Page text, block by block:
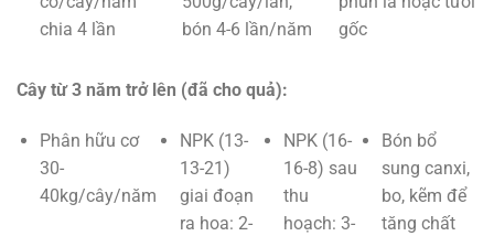
chia 4 lần
bón 4-6 lần/năm
gốc
Cây từ 3 năm trở lên (đã cho quả):
Phân hữu cơ
30-
40kg/cây/năm
NPK (13-
13-21)
giai đoạn
ra hoa: 2-
NPK (16-
16-8) sau
thu
hoạch: 3-
Bón bổ
sung canxi,
bo, kẽm để
tăng chất